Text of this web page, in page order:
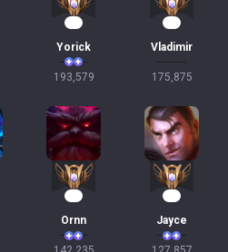
Yorick
193,579
Vladimir
175,875
Ornn Jayce